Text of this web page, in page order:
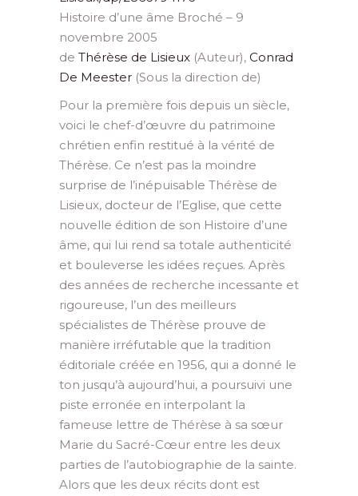
Histoire d’une âme Broché – 9
novembre 2005
de Thérèse de Lisieux (Auteur), Conrad
De Meester (Sous la direction de)
Pour la première fois depuis un siècle,
voici le chef-d’œuvre du patrimoine
chrétien enfin restitué à la vérité de
Thérèse. Ce n’est pas la moindre
surprise de l’inépuisable Thérèse de
Lisieux, docteur de l’Eglise, que cette
nouvelle édition de son Histoire d’une
âme, qui lui rend sa totale authenticité
et bouleverse les idées reçues. Après
des années de recherche incessante et
rigoureuse, l’un des meilleurs
spécialistes de Thérèse prouve de
manière irréfutable que la tradition
éditoriale créée en 1956, qui a donné le
ton jusqu’à aujourd’hui, a poursuivi une
piste erronée en interpolant la
fameuse lettre de Thérèse à sa sœur
Marie du Sacré-Cœur entre les deux
parties de l’autobiographie de la sainte.
Alors que les deux récits dont est